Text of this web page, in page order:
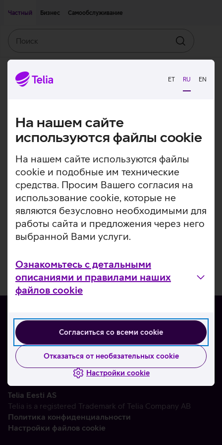
ET RU EN
На нашем сайте
используются файлы cookie
На нашем сайте используются файлы
cookie и подобные им технические
средства. Просим Вашего согласия на
использование cookie, которые не
являются безусловно необходимыми для
работы сайта и предложения через него
выбранной Вами услуги.
Ознакомьтесь с детальными
описаниями и правилами наших
файлов cookie
Согласиться со всеми cookie
Отказаться от необязательных cookie
Настройки cookie
Частный
Бизнес Самообслуживание
Искать
О нас
Контакты
Партнерам
Telia Eesti AS
Telia is a registered Trademark of Telia Company AB
Политика конфиденциальности
Настройки файлов cookie